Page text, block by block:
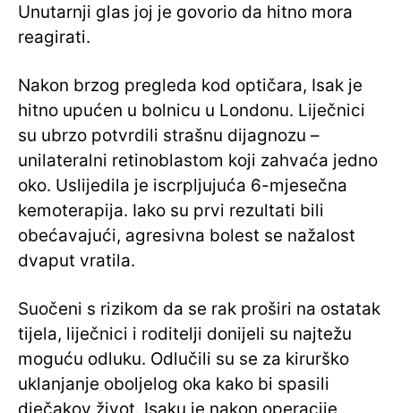
Unutarnji glas joj je govorio da hitno mora
reagirati.
Nakon brzog pregleda kod optičara, Isak je
hitno upućen u bolnicu u Londonu. Liječnici
su ubrzo potvrdili strašnu dijagnozu –
unilateralni retinoblastom koji zahvaća jedno
oko. Uslijedila je iscrpljujuća 6-mjesečna
kemoterapija. Iako su prvi rezultati bili
obećavajući, agresivna bolest se nažalost
dvaput vratila.
Suočeni s rizikom da se rak proširi na ostatak
tijela, liječnici i roditelji donijeli su najtežu
moguću odluku. Odlučili su se za kirurško
uklanjanje oboljelog oka kako bi spasili
dječakov život. Isaku je nakon operacije